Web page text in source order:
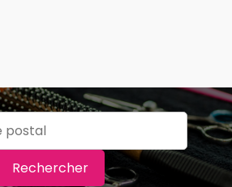
Rechercher